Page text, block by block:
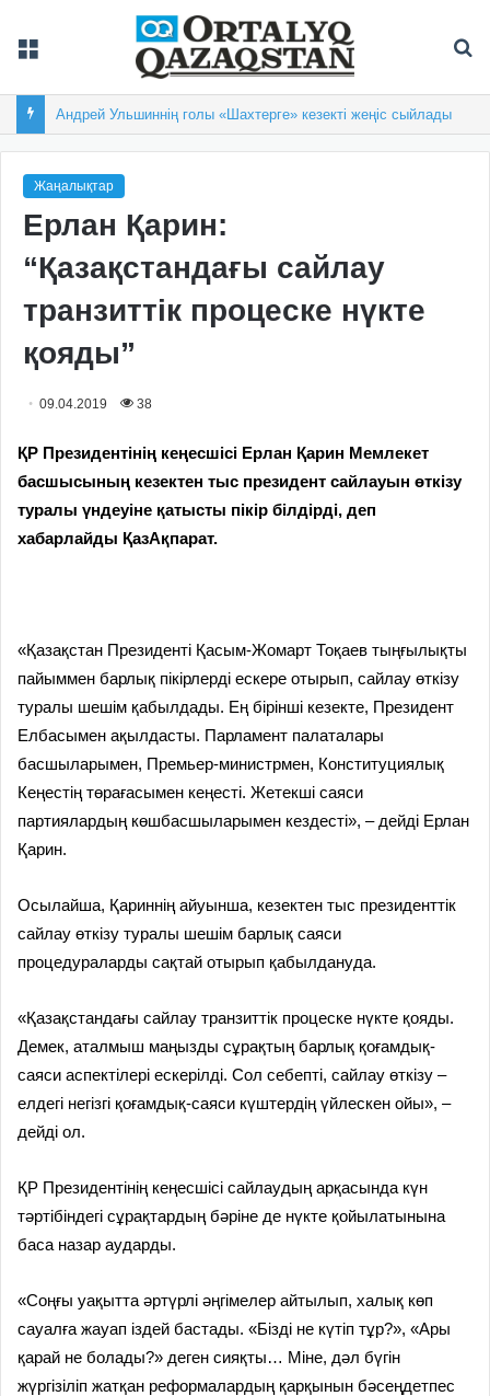
Андрей Ульшиннің голы «Шахтерге» кезекті жеңіс сыйлады
Жаңалықтар
Ерлан Қарин:
“Қазақстандағы сайлау
транзиттік процеске нүкте
қояды”
09.04.2019 38
ҚР Президентінің кеңесшісі Ерлан Қарин Мемлекет
басшысының кезектен тыс президент сайлауын өткізу
туралы үндеуіне қатысты пікір білдірді, деп
хабарлайды ҚазАқпарат.
«Қазақстан Президенті Қасым-Жомарт Тоқаев тыңғылықты
пайыммен барлық пікірлерді ескере отырып, сайлау өткізу
туралы шешім қабылдады. Ең бірінші кезекте, Президент
Елбасымен ақылдасты. Парламент палаталары
басшыларымен, Премьер-министрмен, Конституциялық
Кеңестің төрағасымен кеңесті. Жетекші саяси
партиялардың көшбасшыларымен кездесті», – дейді Ерлан
Қарин.
Осылайша, Қариннің айуынша, кезектен тыс президенттік
сайлау өткізу туралы шешім барлық саяси
процедураларды сақтай отырып қабылдануда.
«Қазақстандағы сайлау транзиттік процеске нүкте қояды.
Демек, аталмыш маңызды сұрақтың барлық қоғамдық-
саяси аспектілері ескерілді. Сол себепті, сайлау өткізу –
елдегі негізгі қоғамдық-саяси күштердің үйлескен ойы», –
дейді ол.
ҚР Президентінің кеңесшісі сайлаудың арқасында күн
тәртібіндегі сұрақтардың бәріне де нүкте қойылатынына
баса назар аударды.
«Соңғы уақытта әртүрлі әңгімелер айтылып, халық көп
сауалға жауап іздей бастады. «Бізді не күтіп тұр?», «Ары
қарай не болады?» деген сияқты… Міне, дәл бүгін
жүргізіліп жатқан реформалардың қарқынын бәсеңдетпес